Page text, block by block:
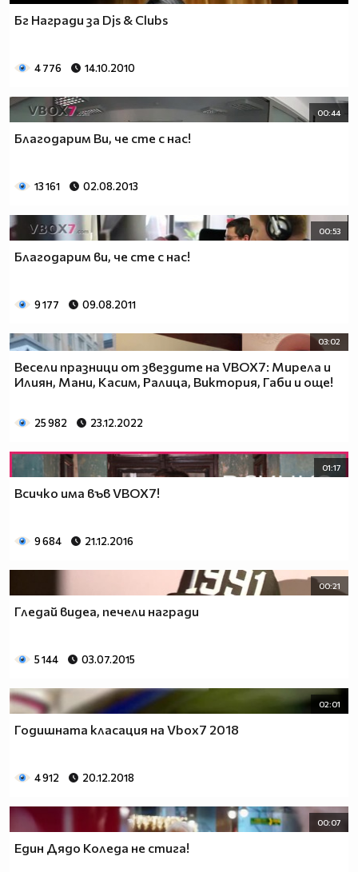
Бг Награди за Djs & Clubs
4 776 14.10.2010
00:44
Благодарим Ви, че сте с нас!
13 161 02.08.2013
00:53
Благодарим ви, че сте с нас!
9 177 09.08.2011
03:02
Весели празници от звездите на VBOX7: Мирела и
Илиян, Мани, Касим, Ралица, Виктория, Габи и още!
25 982 23.12.2022
01:17
Всичко има във VBOX7!
9 684 21.12.2016
00:21
Гледай видеа, печели награди
5 144 03.07.2015
02:01
Годишната класация на Vbox7 2018
4 912 20.12.2018
00:07
Един Дядо Коледа не стига!